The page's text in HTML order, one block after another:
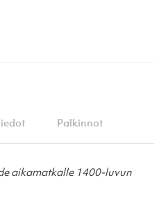
Palkinnot
aikamatkalle 1400-luvun